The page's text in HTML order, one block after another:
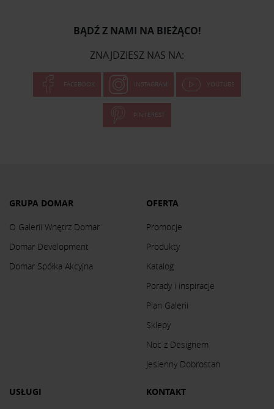
BĄDŹ Z NAMI NA BIEŻĄCO!
ZNAJDZIESZ NAS NA:
FACEBOOK INSTAGRAM YOUTUBE
PINTEREST
GRUPA DOMAR
O Galerii Wnętrz Domar
Domar Development
Domar Spółka Akcyjna
OFERTA
Promocje
Produkty
Katalog
Porady i inspiracje
Plan Galerii
Sklepy
Noc z Designem
Jesienny Dobrostan
USŁUGI KONTAKT